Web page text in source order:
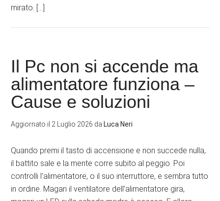
mirato. […]
Il Pc non si accende ma
alimentatore funziona –
Cause e soluzioni
Aggiornato il 2 Luglio 2026 da Luca Neri
Quando premi il tasto di accensione e non succede nulla,
il battito sale e la mente corre subito al peggio. Poi
controlli l’alimentatore, o il suo interruttore, e sembra tutto
in ordine. Magari il ventilatore dell’alimentatore gira,